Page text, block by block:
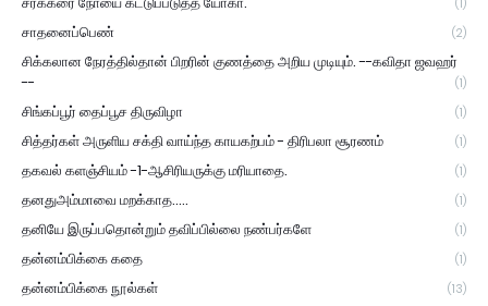
(1)
சாதனைப்பெண் (2)
சிக்கலான நேரத்தில்தான் பிறரின் குணத்தை அறிய முடியும். --கவிதா ஜவஹர்
--
(1)
சிங்கப்பூர் தைப்பூச திருவிழா (1)
சித்தர்கள் அருளிய சக்தி வாய்ந்த காயகற்பம் - திரிபலா சூரணம் (1)
தகவல் களஞ்சியம் -1-ஆசிரியருக்கு மரியாதை. (1)
தனதுஅம்மாவை மறக்காத..... (1)
தனியே இருப்பதொன்றும் தவிப்பில்லை நண்பர்களே (1)
தன்னம்பிக்கை கதை (1)
தன்னம்பிக்கை நூல்கள் (13)